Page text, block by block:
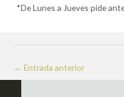
*De Lunes a Jueves pide
Navegación
de
← Entrada anterior